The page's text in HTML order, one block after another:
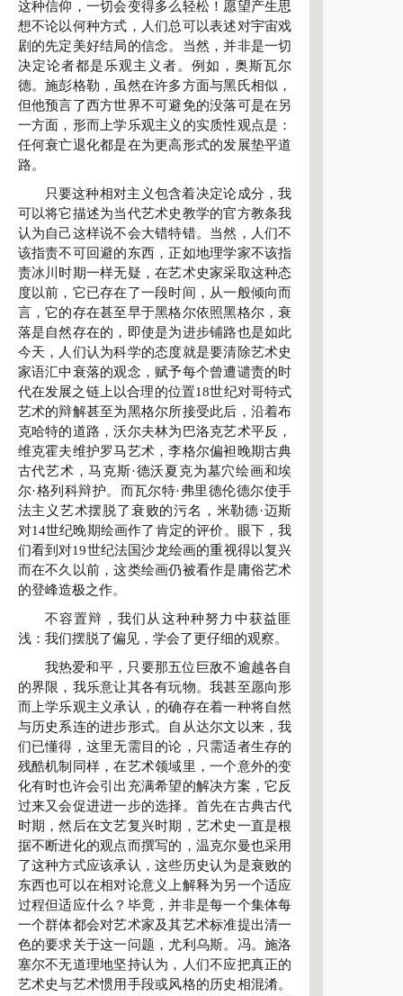
这种信仰，一切会变得多么轻松！愿望产生思
想不论以何种方式，人们总可以表述对宇宙戏
剧的先定美好结局的信念。当然，并非是一切
决定论者都是乐观主义者。例如，奥斯瓦尔
德。施彭格勒，虽然在许多方面与黑氏相似，
但他预言了西方世界不可避免的没落可是在另
一方面，形而上学乐观主义的实质性观点是：
任何衰亡退化都是在为更高形式的发展垫平道
路。
只要这种相对主义包含着决定论成分，我
可以将它描述为当代艺术史教学的官方教条我
认为自己这样说不会大错特错。当然，人们不
该指责不可回避的东西，正如地理学家不该指
责冰川时期一样无疑，在艺术史家采取这种态
度以前，它已存在了一段时间，从一般倾向而
言，它的存在甚至早于黑格尔依照黑格尔，衰
落是自然存在的，即使是为进步铺路也是如此
今天，人们认为科学的态度就是要清除艺术史
家语汇中衰落的观念，赋予每个曾遭谴责的时
代在发展之链上以合理的位置18世纪对哥特式
艺术的辩解甚至为黑格尔所接受此后，沿着布
克哈特的道路，沃尔夫林为巴洛克艺术平反，
维克霍夫维护罗马艺术，李格尔偏袒晚期古典
古代艺术，马克斯·德沃夏克为墓穴绘画和埃
尔·格列科辩护。而瓦尔特·弗里德伦德尔使手
法主义艺术摆脱了衰败的污名，米勒德·迈斯
对14世纪晚期绘画作了肯定的评价。眼下，我
们看到对19世纪法国沙龙绘画的重视得以复兴
而在不久以前，这类绘画仍被看作是庸俗艺术
的登峰造极之作。
不容置辩，我们从这种种努力中获益匪
浅：我们摆脱了偏见，学会了更仔细的观察。
我热爱和平，只要那五位巨敌不逾越各自
的界限，我乐意让其各有玩物。我甚至愿向形
而上学乐观主义承认，的确存在着一种将自然
与历史系连的进步形式。自从达尔文以来，我
们已懂得，这里无需目的论，只需适者生存的
残酷机制同样，在艺术领域里，一个意外的变
化有时也许会引出充满希望的解决方案，它反
过来又会促进进一步的选择。首先在古典古代
时期，然后在文艺复兴时期，艺术史一直是根
据不断进化的观点而撰写的，温克尔曼也采用
了这种方式应该承认，这些历史认为是衰败的
东西也可以在相对论意义上解释为另一个适应
过程但适应什么？毕竟，并非是每一个集体每
一个群体都会对艺术家及其艺术标准提出清一
色的要求关于这一问题，尤利乌斯。冯。施洛
塞尔不无道理地坚持认为，人们不应把真正的
艺术史与艺术惯用手段或风格的历史相混淆。